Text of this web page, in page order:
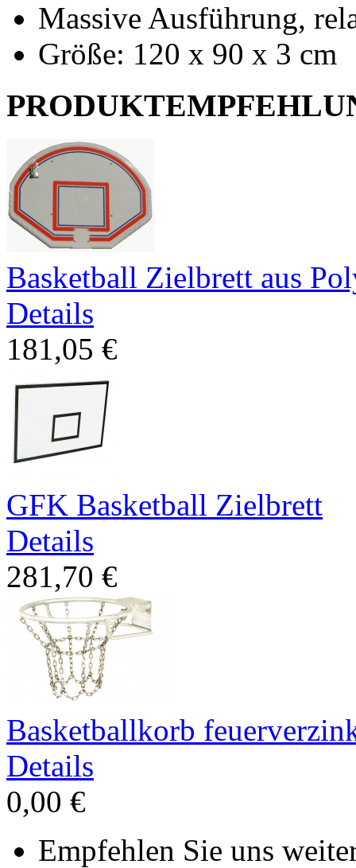
Massive Ausführung,
Größe: 120 x 90 x 3 cm
Basketball Zielbrett aus
Details
181,05 €
GFK Basketball Zielbrett
Details
281,70 €
Basketballkorb
Details
0,00 €
Empfehlen Sie uns